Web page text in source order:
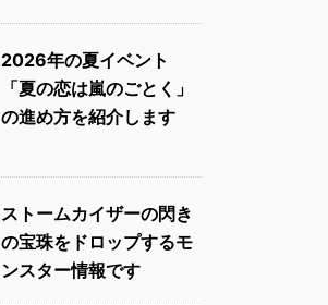
2026年の夏イベント
「夏の恋は嵐のごとく」
の進め方を紹介します
ストームカイザーの閃き
の宝珠をドロップするモ
ンスター情報です